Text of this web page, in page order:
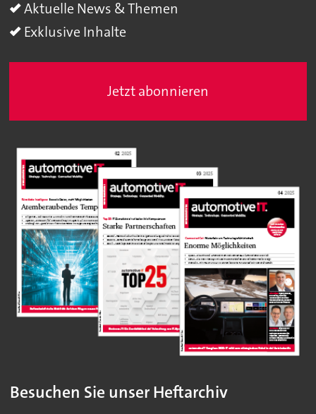
Aktuelle News & Themen
Exklusive Inhalte
Jetzt abonnieren
Besuchen Sie unser Heftarchiv